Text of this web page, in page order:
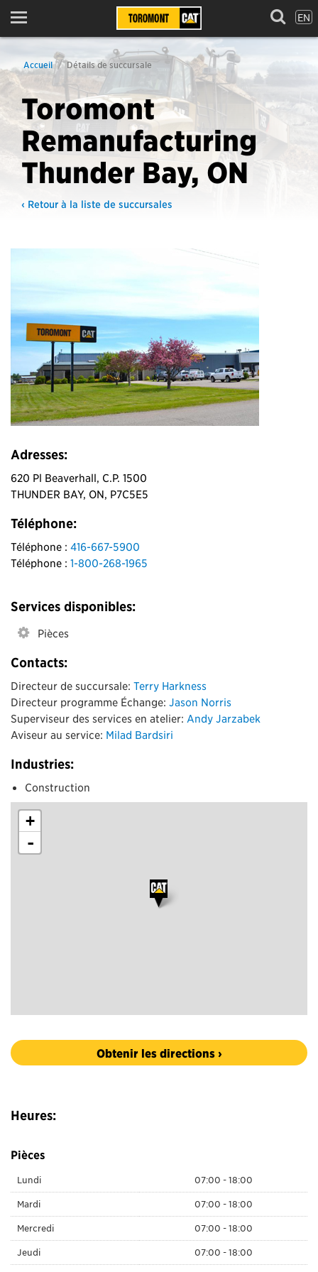
Menu EN
Accueil Détails de succursale
Toromont
Remanufacturing
Thunder Bay, ON
‹ Retour à la liste de succursales
Adresses:
620 Pl Beaverhall, C.P. 1500
THUNDER BAY, ON, P7C5E5
Téléphone:
Téléphone : 416-667-5900
Téléphone : 1-800-268-1965
Services disponibles:
Pièces
Contacts:
Directeur de succursale: Terry Harkness
Directeur programme Échange: Jason Norris
Superviseur des services en atelier: Andy Jarzabek
Aviseur au service: Milad Bardsiri
Industries:
Construction
+
-
Obtenir les directions ›
Heures:
Pièces
Lundi 07:00 - 18:00
Mardi 07:00 - 18:00
Mercredi 07:00 - 18:00
Jeudi 07:00 - 18:00